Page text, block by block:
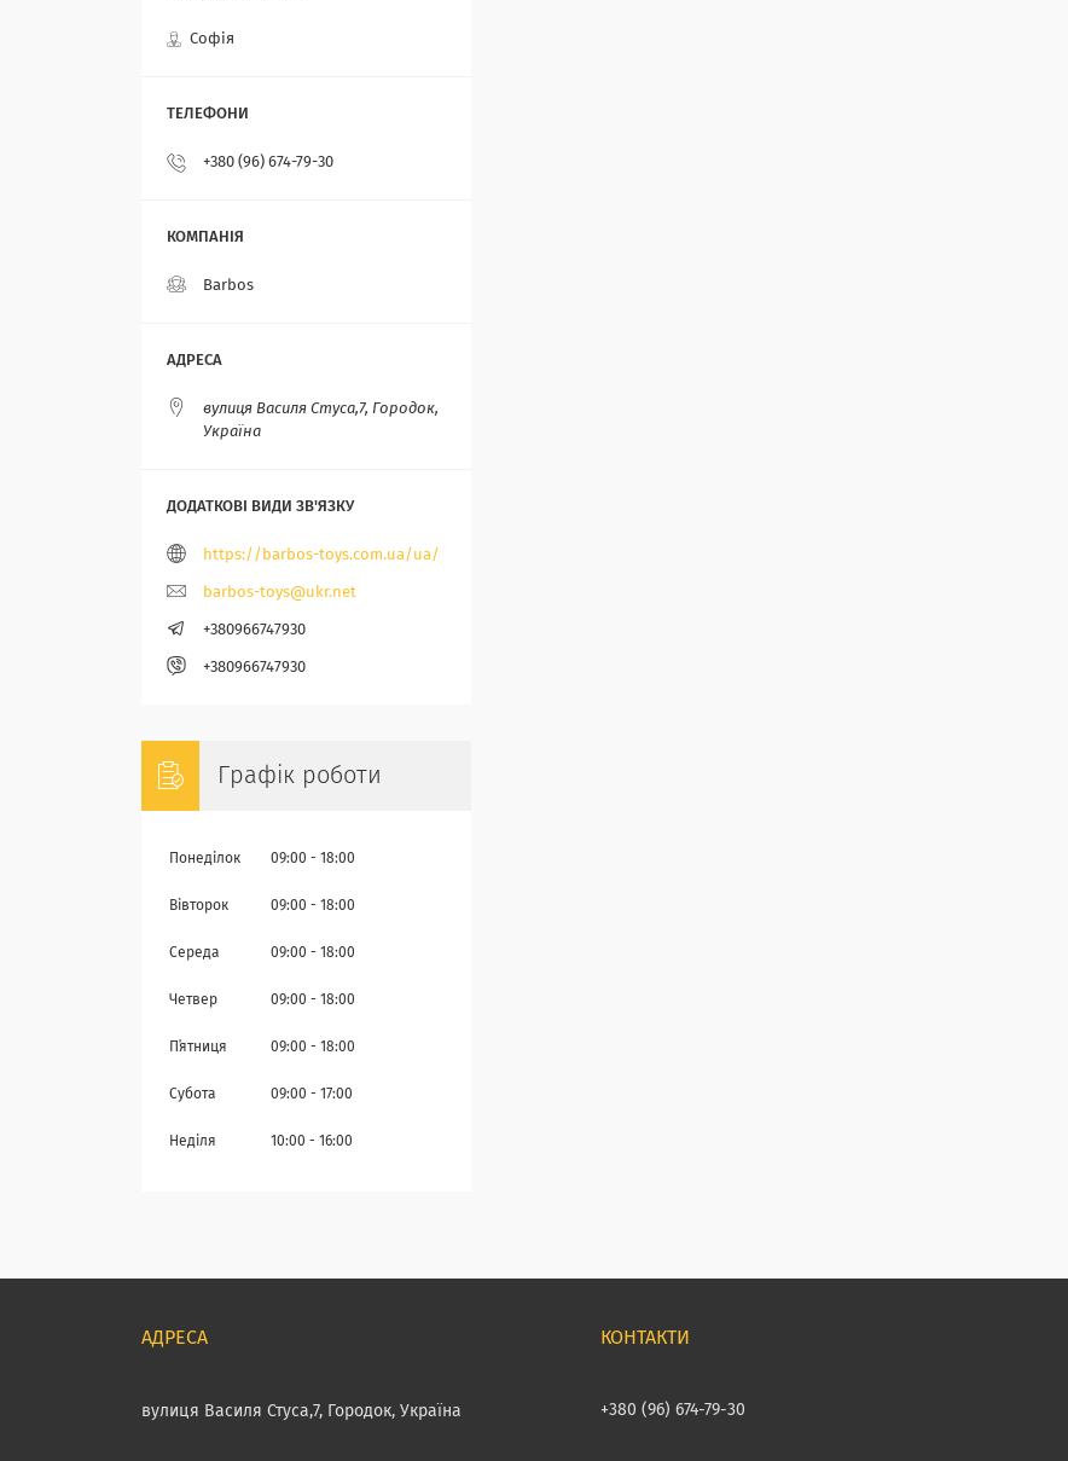
Софія
+380 (96) 674-79-30
Barbos
вулиця Василя Стуса,7, Городок,
Україна
https://barbos-toys.com.ua/ua/
barbos-toys@ukr.net
+380966747930
+380966747930
Графік роботи
Понеділок 09:00 18:00
Вівторок 09:00 18:00
Середа 09:00 18:00
Четвер 09:00 18:00
Пʼятниця 09:00 18:00
Субота 09:00 17:00
Неділя 10:00 16:00
вулиця Василя Стуса,7, Городок, Україна +380 (96) 674-79-30